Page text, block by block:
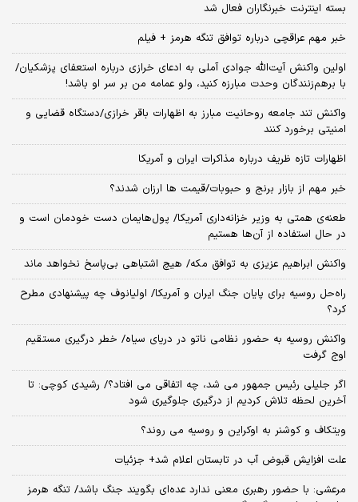
بسته اینترنت خبرنگاران فعال شد
خبر مهم عراقچی درباره توافق تنگه هرمز + فیلم
اولین واکنش آیت‌الله جوادی آملی به ادعای خرازی درباره استعفای پزشکیان/
با برهم‌زنندگان وحدت مبارزه کنید، ولو عمامه من بر سر او باشد!
واکنش تند جامعه روحانیت مبارز به اظهارات باقر خرازی/دستگاه قضایی و
امنیتی برخورد کنند
اظهارات تازه ظریف درباره مذاکرات ایران و آمریکا
خبر مهم از بازار برنج و حبوبات/قیمت ها ارزان شدند؟
طعنه‌ی‌ همتی به وزیر خزانه‌داری آمریکا/ پول‌هایمان دست خودمان است و
در حال استفاده از آن‌ها هستیم
واکنش ابراهیم عزیزی به توافق مکه/ هیچ اشتباهی بی‌پاسخ نخواهد ماند
راه‌حل روسیه برای پایان جنگ ایران و آمریکا/ اولیانوف چه پیشنهادی مطرح
کرد؟
واکنش روسیه به حضور نظامی ناتو در دریای سیاه/ خطر درگیری مستقیم
اوج گرفت
اگر جلیلی رئیس جمهور می شد، چه اتفاقی می افتاد؟/ رشیدی کوچی: تا
آخرین لحظه تلاش کردیم از درگیری جلوگیری شود
ویتکاف و کوشنر به اوکراین و روسیه می روند؟
علت افزایش قبوض آب در تابستان اعلام شد+ جزئیات
مرعشی: با حضور رهبری معنی ندارد عده‌ای بگویند جنگ باشد/ تنگه هرمز